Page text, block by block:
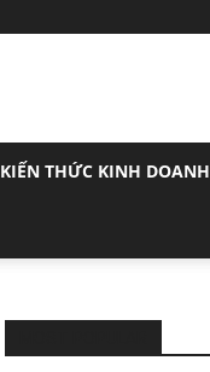
KIẾN THỨC KINH DOANH